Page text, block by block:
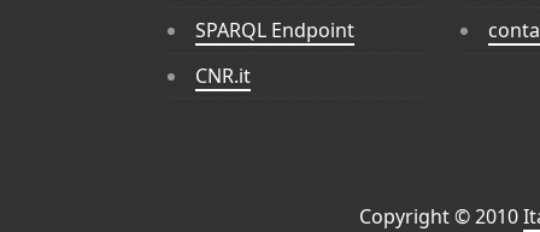
SPARQL Endpoint
CNR.it
Copyright © 2010